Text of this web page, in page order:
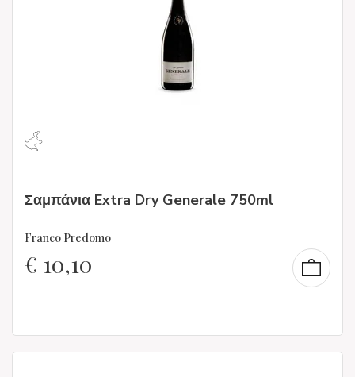
Σαμπάνια Extra Dry Generale 750ml
Franco Predomo
€ 10,10